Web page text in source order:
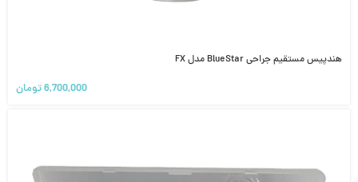
هندپیس مستقیم جراحی BlueStar مدل FX
6,700,000تومان